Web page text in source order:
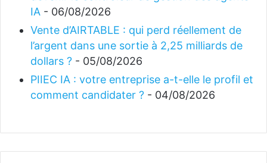
IA - 06/08/2026
Vente d’AIRTABLE : qui perd réellement de
l’argent dans une sortie à 2,25 milliards de
dollars ? - 05/08/2026
PIIEC IA : votre entreprise a-t-elle le profil et
comment candidater ? - 04/08/2026